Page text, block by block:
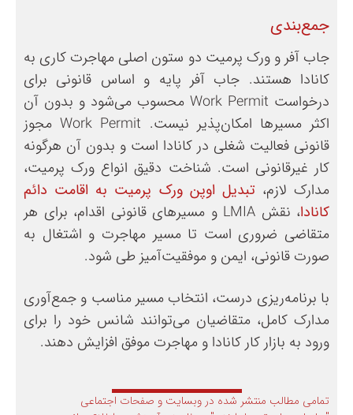
جمع‌بندی
جاب آفر و ورک پرمیت دو ستون اصلی مهاجرت کاری به
کانادا هستند. جاب آفر پایه و اساس قانونی برای
درخواست Work Permit محسوب می‌شود و بدون آن
اکثر مسیرها امکان‌پذیر نیست. Work Permit مجوز
قانونی فعالیت شغلی در کانادا است و بدون آن هرگونه
کار غیرقانونی است. شناخت دقیق انواع ورک پرمیت،
مدارک لازم، تبدیل اوپن ورک پرمیت به اقامت دائم
کانادا
، نقش LMIA و مسیرهای قانونی اقدام، برای هر
متقاضی ضروری است تا مسیر مهاجرت و اشتغال به
صورت قانونی، ایمن و موفقیت‌آمیز طی شود.
با برنامه‌ریزی درست، انتخاب مسیر مناسب و جمع‌آوری
مدارک کامل، متقاضیان می‌توانند شانس خود را برای
ورود به بازار کار کانادا و مهاجرت موفق افزایش دهند.
تمامی مطالب منتشر شده در وبسایت و صفحات اجتماعی